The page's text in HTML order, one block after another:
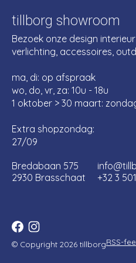
tillborg showroom
Bezoek onze design
verlichting, accessoires,
ma, di: op afspraak
wo, do, vr, za: 10u - 18u
1 oktober > 30 maart:
Extra shopzondag:
27/09
Bredabaan 575
2930 Brasschaat
+32 3
© Copyright 2026 tillborgRSS-